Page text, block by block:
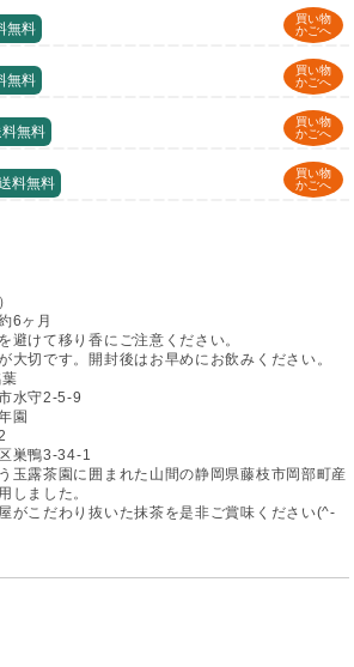
買い物
かごへ
無料
買い物
かごへ
無料
買い物
かごへ
料無料
買い物
かごへ
料無料
6ヶ月
避けて移り香にご注意ください。
大切です。開封後はお早めにお飲みください。
水守2-5-9
園
巣鴨3-34-1
玉露茶園に囲まれた山間の静岡県藤枝市岡部町産
しました。
がこだわり抜いた抹茶を是非ご賞味ください(^-